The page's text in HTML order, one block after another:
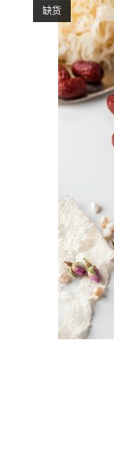
缺货